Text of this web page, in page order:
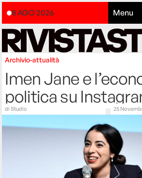
8 AGO 2026 Menu
Archivio-attualità
Imen Jane e
politica su
diStudio 25